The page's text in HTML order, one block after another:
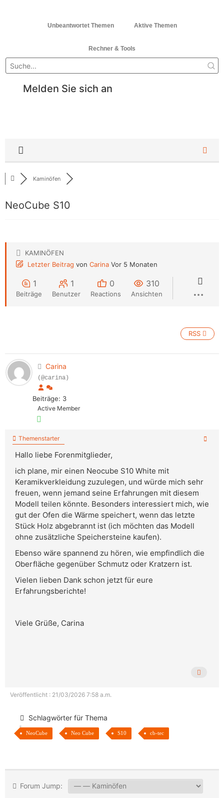
Unbeantwortet Themen Aktive Themen
Rechner & Tools
Melden Sie sich an
Kaminöfen
NeoCube S10
KAMINÖFEN
Letzter Beitrag von Carina Vor 5 Monaten
1
Beiträge
1
Benutzer
0
Reactions
310
Ansichten
RSS
Carina
(@carina)
Beiträge: 3
Active Member
Themenstarter
Hallo liebe Forenmitglieder,
ich plane, mir einen Neocube S10 White mit
Keramikverkleidung zuzulegen, und würde mich sehr
freuen, wenn jemand seine Erfahrungen mit diesem
Modell teilen könnte. Besonders interessiert mich, wie
gut der Ofen die Wärme speichert, wenn das letzte
Stück Holz abgebrannt ist (ich möchten das Modell
ohne zusätzliche Speichersteine kaufen).
Ebenso wäre spannend zu hören, wie empfindlich die
Oberfläche gegenüber Schmutz oder Kratzern ist.
Vielen lieben Dank schon jetzt für eure
Erfahrungsberichte!
Viele Grüße, Carina
Veröffentlicht : 21/03/2026 7:58 a.m.
Schlagwörter für Thema
NeoCube Neo Cube S10 cb-tec
Forum Jump: